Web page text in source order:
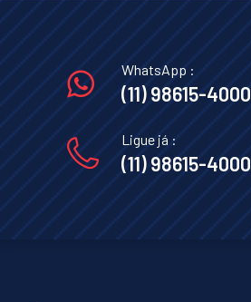
WhatsApp :
(11) 98615-4000
Ligue já :
(11) 98615-4000